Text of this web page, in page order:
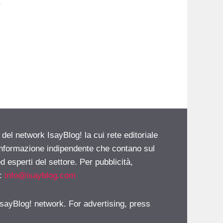
network IsayBlog! la cui rete editoriale
indipendente che contano sul
esperti del settore. Per pubblicità,
info@isayblog.com
network. For advertising, press